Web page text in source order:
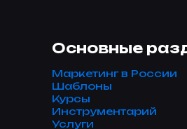
Основные
Маркетинг в России
Шаблоны
Курсы
Инструментарий
Услуги